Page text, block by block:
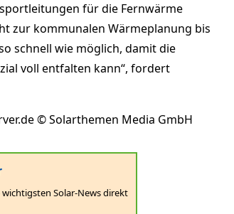
für die Fernwärme
zur kommunalen Wärmeplanung bis
schnell wie möglich, damit die
voll entfalten kann“, fordert
© Solarthemen Media GmbH
Solar-News direkt